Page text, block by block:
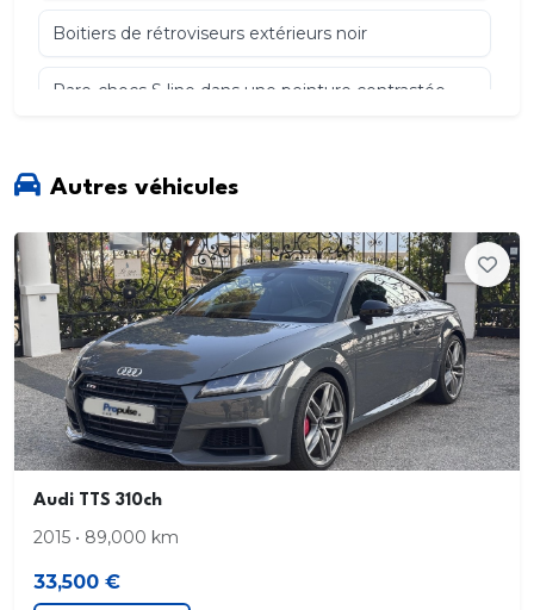
Boitiers de rétroviseurs extérieurs noir
Pare-chocs S line dans une peinture contrastée
Accoudoirs des contre-portes en similicuir
Monopur 550
Applications décoratives en aluminium mat Brossé
Foncé
Audi Connect Navigation et Divertissement
Audi virtual cockpit
Climatisation automatique confort 2 zones
7Jx18"
Autres véhicules
Audi TTS 310ch
2015 • 89,000 km
33,500 €